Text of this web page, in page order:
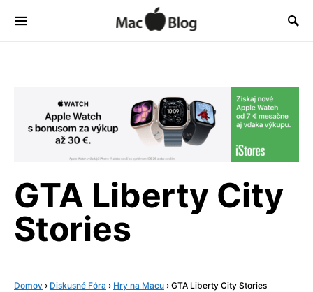
GTA Liberty City
Stories
Domov › Diskusné Fóra › Hry na Macu › GTA Liberty City Stories